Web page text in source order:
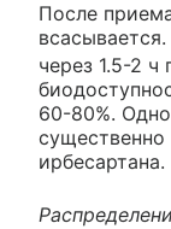
После
через 1.5-2 ч
60-80%.
существенно
ирбесартана.